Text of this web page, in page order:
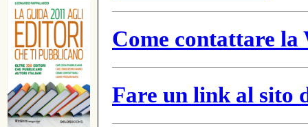
Come contattare
Fare un link al sito